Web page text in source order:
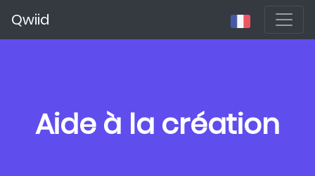
Qwiid
Aide à la création